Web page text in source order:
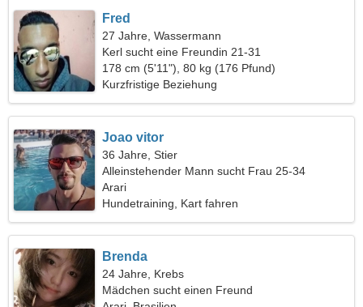
Fred
27 Jahre, Wassermann
Kerl sucht eine Freundin 21-31
178 cm (5'11"), 80 kg (176 Pfund)
Kurzfristige Beziehung
Joao vitor
36 Jahre, Stier
Alleinstehender Mann sucht Frau 25-34
Arari
Hundetraining, Kart fahren
Brenda
24 Jahre, Krebs
Mädchen sucht einen Freund